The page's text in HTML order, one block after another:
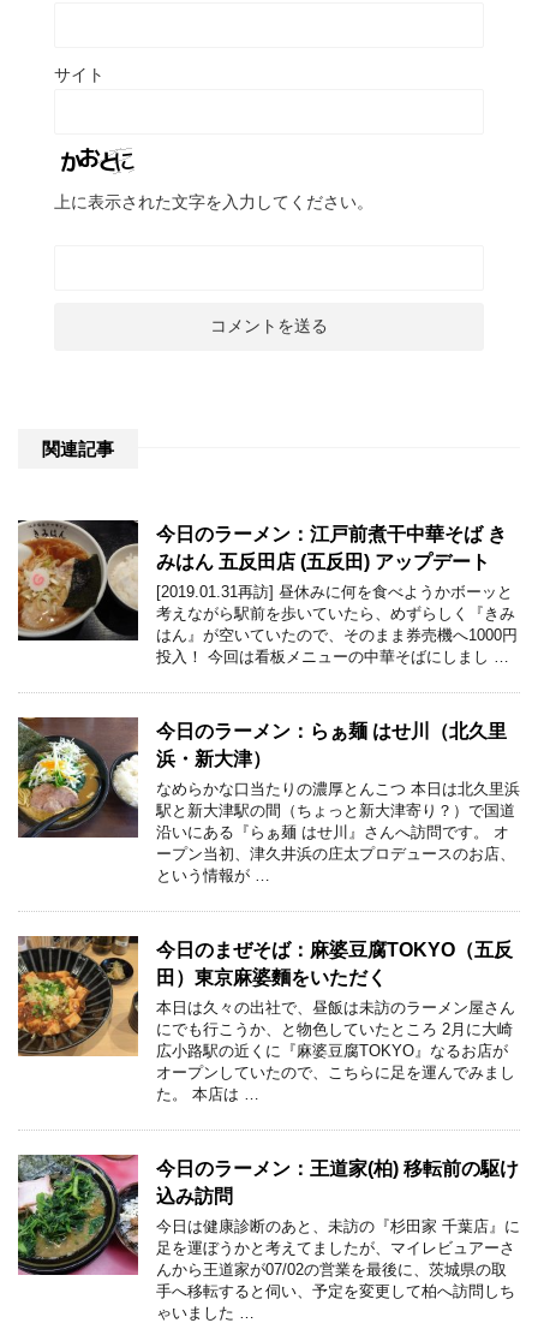
サイト
上に表示された文字を入力してください。
関連記事
今日のラーメン：江戸前煮干中華そば き
みはん 五反田店 (五反田) アップデート
[2019.01.31再訪] 昼休みに何を食べようかボーッと
考えながら駅前を歩いていたら、めずらしく『きみ
はん』が空いていたので、そのまま券売機へ1000円
投入！ 今回は看板メニューの中華そばにしまし …
今日のラーメン：らぁ麺 はせ川（北久里
浜・新大津）
なめらかな口当たりの濃厚とんこつ 本日は北久里浜
駅と新大津駅の間（ちょっと新大津寄り？）で国道
沿いにある『らぁ麺 はせ川』さんへ訪問です。 オ
ープン当初、津久井浜の庄太プロデュースのお店、
という情報が …
今日のまぜそば：麻婆豆腐TOKYO（五反
田）東京麻婆麵をいただく
本日は久々の出社で、昼飯は未訪のラーメン屋さん
にでも行こうか、と物色していたところ 2月に大崎
広小路駅の近くに『麻婆豆腐TOKYO』なるお店が
オープンしていたので、こちらに足を運んでみまし
た。 本店は …
今日のラーメン：王道家(柏) 移転前の駆け
込み訪問
今日は健康診断のあと、未訪の『杉田家 千葉店』に
足を運ぼうかと考えてましたが、マイレビュアーさ
んから王道家が07/02の営業を最後に、茨城県の取
手へ移転すると伺い、予定を変更して柏へ訪問しち
ゃいました …